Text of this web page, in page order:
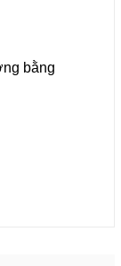
bằng
Châu Âu